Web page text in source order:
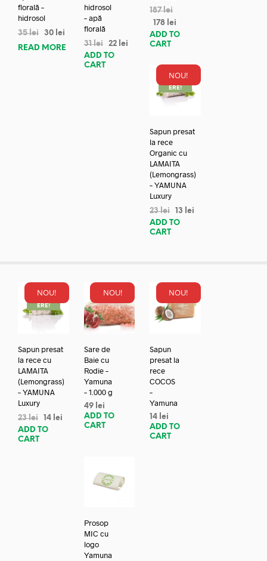
florală –
hidrosol
35lei 30 lei
READ MORE
hidrosol
– apă
florală
31lei 22 lei
ADD TO
CART
187lei
178 lei
ADD TO
CART
NOU!
REDUC
ERE!
Sapun presat
la rece
Organic cu
LAMAITA
(Lemongrass)
– YAMUNA
Luxury
23lei 13
lei
ADD TO
CART
NOU!
REDUC
ERE!
Sapun presat
la rece cu
LAMAITA
(Lemongrass)
– YAMUNA
Luxury
23lei 14 lei
ADD TO
CART
NOU!
Sare de
Baie cu
Rodie –
Yamuna
– 1.000 g
49 lei
ADD TO
CART
NOU!
Sapun
presat la
rece
COCOS
–
Yamuna
14 lei
ADD TO
CART
Prosop
MIC cu
logo
Yamuna